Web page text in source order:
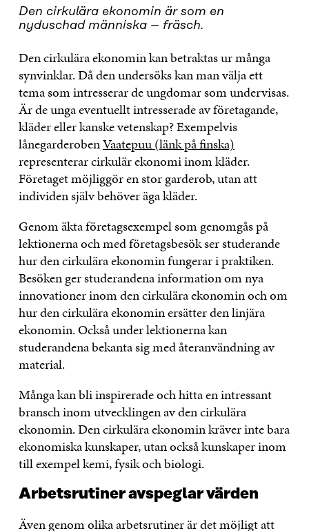
Den cirkulära ekonomin är som en
nyduschad människa – fräsch.
Den cirkulära ekonomin kan betraktas ur många
synvinklar. Då den undersöks kan man välja ett
tema som intresserar de ungdomar som undervisas.
Är de unga eventuellt intresserade av företagande,
kläder eller kanske vetenskap? Exempelvis
lånegarderobenVaatepuu (länk på finska)
representerar cirkulär ekonomi inom kläder.
Företaget möjliggör en stor garderob, utan att
individen själv behöver äga kläder.
Genom äkta företagsexempel som genomgås på
lektionerna och med företagsbesök ser studerande
hur den cirkulära ekonomin fungerar i praktiken.
Besöken ger studerandena information om nya
innovationer inom den cirkulära ekonomin och om
hur den cirkulära ekonomin ersätter den linjära
ekonomin. Också under lektionerna kan
studerandena bekanta sig med återanvändning av
material.
Många kan bli inspirerade och hitta en intressant
bransch inom utvecklingen av den cirkulära
ekonomin. Den cirkulära ekonomin kräver inte bara
ekonomiska kunskaper, utan också kunskaper inom
till exempel kemi, fysik och biologi.
Arbetsrutiner avspeglar värden
Även genom olika arbetsrutiner är det möjligt att